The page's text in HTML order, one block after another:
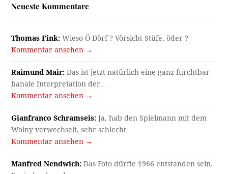
Neueste Kommentare
Thomas Fink: Wieso Ö-Dörf ? Vörsicht Stüfe, öder ?
Kommentar ansehen →
Raimund Mair: Das ist jetzt natürlich eine ganz furchtbar
banale Interpretation der…
Kommentar ansehen →
Gianfranco Schramseis: Ja, hab den Spielmann mit dem
Wolny verwechselt, sehr schlecht…
Kommentar ansehen →
Manfred Nendwich: Das Foto dürfte 1966 entstanden sein.